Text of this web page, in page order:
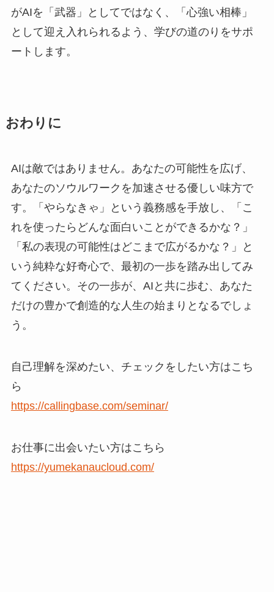
がAIを「武器」としてではなく、「心強い相棒」
として迎え入れられるよう、学びの道のりをサポ
ートします。
おわりに
AIは敵ではありません。あなたの可能性を広げ、
あなたのソウルワークを加速させる優しい味方で
す。「やらなきゃ」という義務感を手放し、「こ
れを使ったらどんな面白いことができるかな？」
「私の表現の可能性はどこまで広がるかな？」と
いう純粋な好奇心で、最初の一歩を踏み出してみ
てください。その一歩が、AIと共に歩む、あなた
だけの豊かで創造的な人生の始まりとなるでしょ
う。
自己理解を深めたい、チェックをしたい方はこち
ら
https://callingbase.com/seminar/
お仕事に出会いたい方はこちら
https://yumekanaucloud.com/